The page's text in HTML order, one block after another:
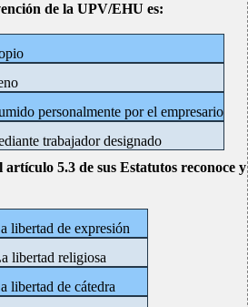
de la UPV/EHU es:
personalmente por el empresario
trabajador designado
5.3 de sus Estatutos reconoce y
libertad de expresión
libertad religiosa
libertad de cátedra